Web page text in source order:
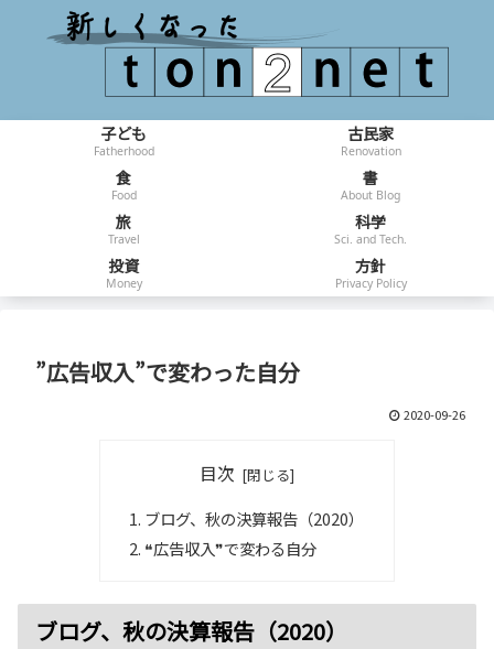
子ども
Fatherhood
古民家
Renovation
食
Food
書
About Blog
旅
Travel
科学
Sci. and Tech.
投資
Money
方針
Privacy Policy
”広告収入”で変わった自分
2020-09-26
目次
ブログ、秋の決算報告（2020）
❝広告収入❞で変わる自分
ブログ、秋の決算報告（2020）